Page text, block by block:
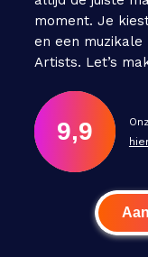
moment. Je
en een muzikale
Artists. Let’s
9,9